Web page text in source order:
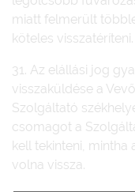
miatt felmerült
köteles visszatéríteni.
31. Az elállási jog
visszaküldése a
Szolgáltató
csomagot a
kell tekinteni, mintha
volna vissza.